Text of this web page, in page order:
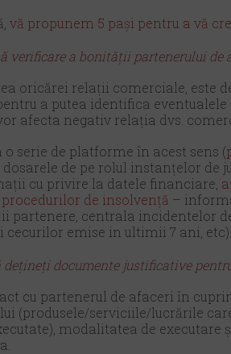
vă propunem 5 pași pentru a vă
verificare a bonității partenerului de
oricărei relații comerciale, este
a putea identifica
afecta negativ relația dvs.
serie de platforme în acest sens (
de pe rolul instanțelor de
cu privire la datele financiare,
de insolvență –
partenere, centrala incidentelor
emise in ultimii 7 ani, etc).
documente justificative
cu partenerul de afaceri în
(produsele/serviciile/lucrările
modalitatea de executare